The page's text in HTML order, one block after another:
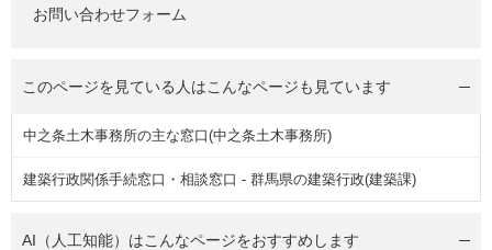
お問い合わせフォーム
このページを見ている人はこんなページも見ています
中之条土木事務所の主な窓口(中之条土木事務所)
建築行政関係手続窓口・相談窓口 - 群馬県の建築行政(建築課)
AI（人工知能）はこんなページをおすすめします